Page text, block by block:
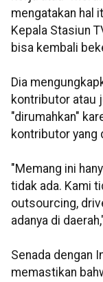
mengatakan hal
Kepala Stasiun
bisa kembali
Dia
kontributor atau
"dirumahkan"
kontributor yang
"Memang ini
tidak ada. Kami
outsourcing,
adanya di
Senada dengan
memastikan